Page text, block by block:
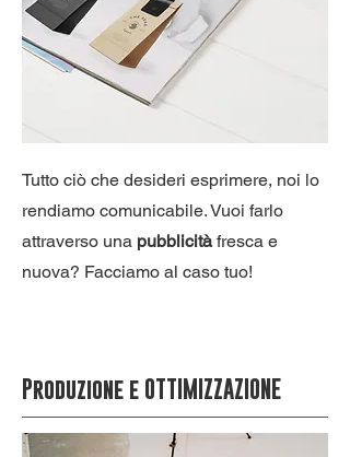
Tutto ciò che desideri esprimere, noi lo
rendiamo comunicabile. Vuoi farlo
attraverso una pubblicitàfresca e
nuova? Facciamo al caso tuo!
Produzione e OTTIMIZZAZIONE